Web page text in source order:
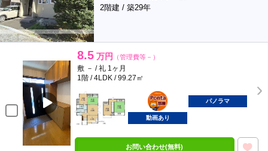
2階建 / 築29年
8.5 万円 （管理費等－）
敷 － / 礼 1ヶ月
1階 / 4LDK / 99.27㎡
ポンタ
部屋
パノラマ
動画あり
お問い合わせ(無料)